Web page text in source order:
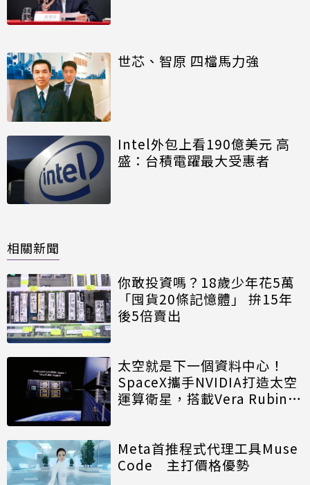
世芯、智原 四檔馬力強
Intel外包上看190億美元 高
盛：台積電躍最大受惠者
相關新聞
你敢投資嗎？18歲少年花5萬
「囤貨20條記憶體」 拚15年
後5倍賣出
太空就是下一個資料中心！
SpaceX攜手NVIDIA打造太空
運算衛星，搭載Vera Rubin運
Meta首推程式代理工具Muse
Code 主打價格優勢